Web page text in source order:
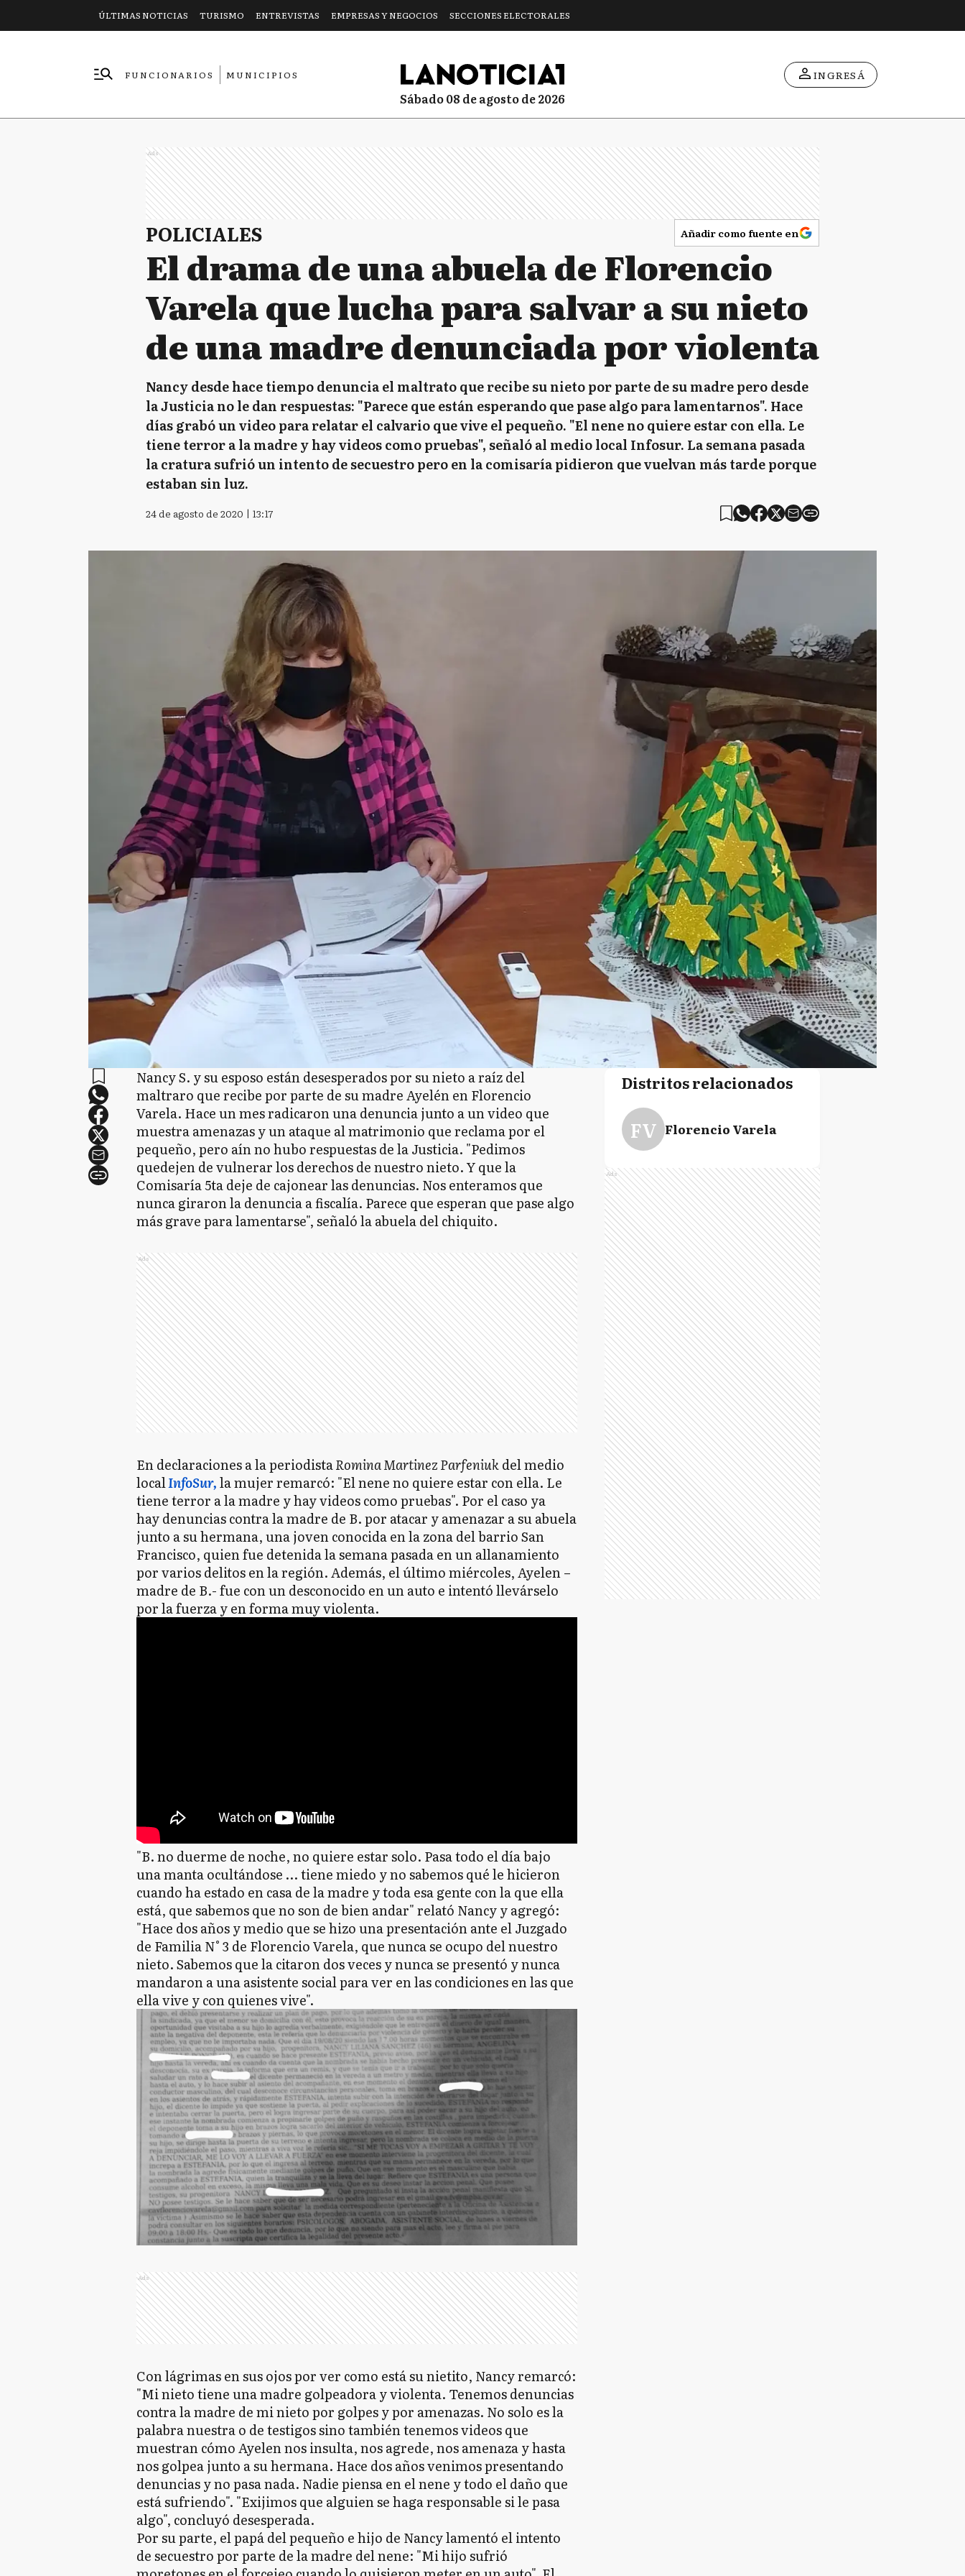
ÚLTIMAS NOTICIAS TURISMO ENTREVISTAS EMPRESAS Y NEGOCIOS SECCIONES ELECTORALES
FUNCIONARIOS
MUNICIPIOS
sábado 08 de agosto de 2026
INGRESÁ
Ads
POLICIALES Añadir como fuente en
El drama de una abuela de Florencio
Varela que lucha para salvar a su nieto
de una madre denunciada por violenta
Nancy desde hace tiempo denuncia el maltrato que recibe su nieto por parte de su madre pero desde
la Justicia no le dan respuestas: "Parece que están esperando que pase algo para lamentarnos". Hace
días grabó un video para relatar el calvario que vive el pequeño. "El nene no quiere estar con ella. Le
tiene terror a la madre y hay videos como pruebas", señaló al medio local Infosur. La semana pasada
la cratura sufrió un intento de secuestro pero en la comisaría pidieron que vuelvan más tarde porque
estaban sin luz.
24 de agosto de 2020 | 13:17
Nancy S. y su esposo están desesperados por su nieto a raíz del
maltraro que recibe por parte de su madre Ayelén en Florencio
Varela. Hace un mes radicaron una denuncia junto a un video que
muestra amenazas y un ataque al matrimonio que reclama por el
pequeño, pero aín no hubo respuestas de la Justicia. "Pedimos
quedejen de vulnerar los derechos de nuestro nieto. Y que la
Comisaría 5ta deje de cajonear las denuncias. Nos enteramos que
nunca giraron la denuncia a fiscalía. Parece que esperan que pase algo
más grave para lamentarse", señaló la abuela del chiquito.
Ads
En declaraciones a la periodistaRomina Martinez Parfeniukdel medio
localInfoSur,la mujer remarcó: "El nene no quiere estar con ella. Le
tiene terror a la madre y hay videos como pruebas". Por el caso ya
hay denuncias contra la madre de B. por atacar y amenazar a su abuela
junto a su hermana, una joven conocida en la zona del barrio San
Francisco, quien fue detenida la semana pasada en un allanamiento
por varios delitos en la región. Además, el último miércoles, Ayelen –
madre de B.- fue con un desconocido en un auto e intentó llevárselo
por la fuerza y en forma muy violenta.
"B. no duerme de noche, no quiere estar solo. Pasa todo el día bajo
una manta ocultándose … tiene miedo y no sabemos qué le hicieron
cuando ha estado en casa de la madre y toda esa gente con la que ella
está, que sabemos que no son de bien andar" relató Nancy y agregó:
"Hace dos años y medio que se hizo una presentación ante el Juzgado
de Familia N° 3 de Florencio Varela, que nunca se ocupo del nuestro
nieto. Sabemos que la citaron dos veces y nunca se presentó y nunca
mandaron a una asistente social para ver en las condiciones en las que
ella vive y con quienes vive".
Ads
Con lágrimas en sus ojos por ver como está su nietito, Nancy remarcó:
"Mi nieto tiene una madre golpeadora y violenta. Tenemos denuncias
contra la madre de mi nieto por golpes y por amenazas. No solo es la
palabra nuestra o de testigos sino también tenemos videos que
muestran cómo Ayelen nos insulta, nos agrede, nos amenaza y hasta
nos golpea junto a su hermana. Hace dos años venimos presentando
denuncias y no pasa nada. Nadie piensa en el nene y todo el daño que
está sufriendo". "Exijimos que alguien se haga responsable si le pasa
algo", concluyó desesperada.
Por su parte, el papá del pequeño e hijo de Nancy lamentó el intento
de secuestro por parte de la madre del nene: "Mi hijo sufrió
Distritos relacionados
FV Florencio Varela
Ads